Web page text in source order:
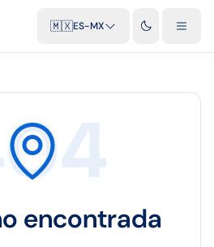
🇲🇽ES-MX
encontrada